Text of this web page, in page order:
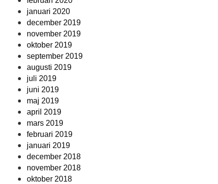
januari 2020
december 2019
november 2019
oktober 2019
september 2019
augusti 2019
juli 2019
juni 2019
maj 2019
april 2019
mars 2019
februari 2019
januari 2019
december 2018
november 2018
oktober 2018